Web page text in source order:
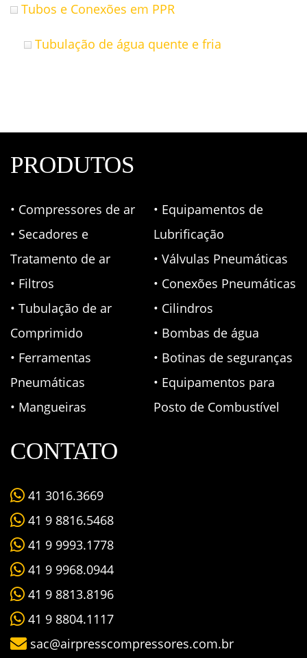
Tubos e Conexões em PPR
Tubulação de água quente e fria
PRODUTOS
• Compressores de ar
• Secadores e
Tratamento de ar
• Filtros
• Tubulação de ar
Comprimido
• Ferramentas
Pneumáticas
• Mangueiras
• Equipamentos de
Lubrificação
• Válvulas Pneumáticas
• Conexões Pneumáticas
• Cilindros
• Bombas de água
• Botinas de seguranças
• Equipamentos para
Posto de Combustível
CONTATO
41 3016.3669
41 9 8816.5468
41 9 9993.1778
41 9 9968.0944
41 9 8813.8196
41 9 8804.1117
sac@airpresscompressores.com.br